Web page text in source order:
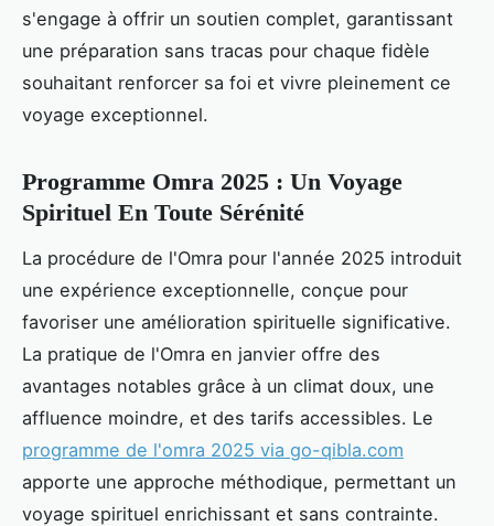
s'engage à offrir un soutien complet, garantissant
une préparation sans tracas pour chaque fidèle
souhaitant renforcer sa foi et vivre pleinement ce
voyage exceptionnel.
Programme Omra 2025 : Un Voyage
Spirituel En Toute Sérénité
La procédure de l'Omra pour l'année 2025 introduit
une expérience exceptionnelle, conçue pour
favoriser une amélioration spirituelle significative.
La pratique de l'Omra en janvier offre des
avantages notables grâce à un climat doux, une
affluence moindre, et des tarifs accessibles. Le
programme de l'omra 2025 via go-qibla.com
apporte une approche méthodique, permettant un
voyage spirituel enrichissant et sans contrainte.